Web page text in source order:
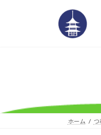
プ
動
ホーム